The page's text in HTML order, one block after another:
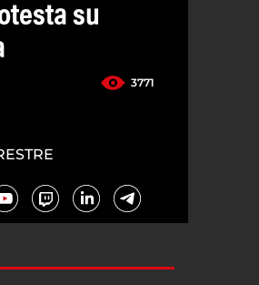
su
3771